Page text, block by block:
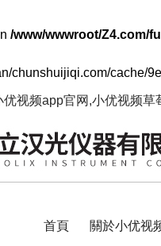
/www/wwwroot/Z4.com/
chunshuijiqi.com/cache/
视频app官网,小优视频草
首頁 關於小优视